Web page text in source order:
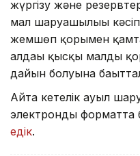
жүргізу және
мал шаруашылығы
жемшөп қорымен
алдағы қысқы малды
дайын болуына
Айта кетелік ауыл
электронды форматта
едік.